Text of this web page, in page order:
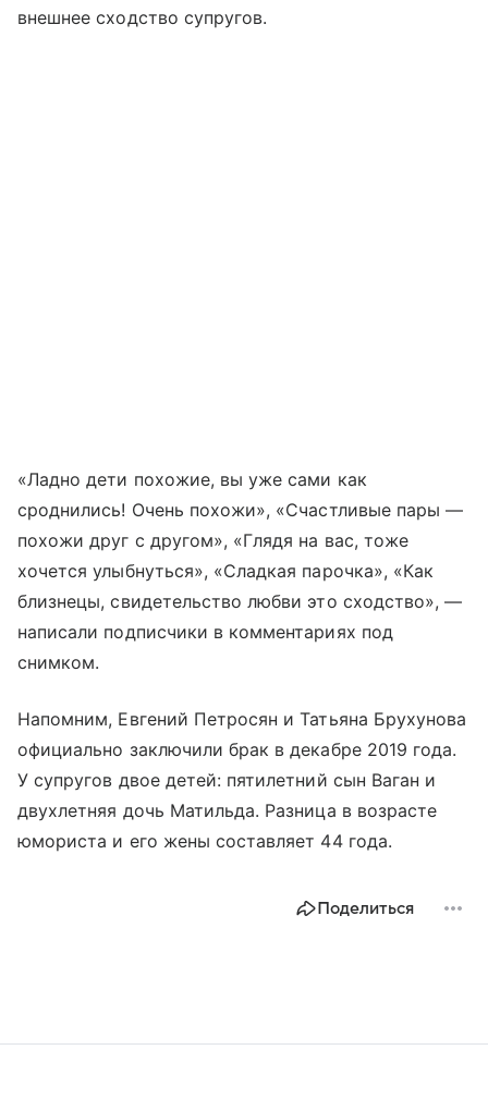
внешнее сходство супругов.
«Ладно дети похожие, вы уже сами как
сроднились! Очень похожи», «Счастливые пары —
похожи друг с другом», «Глядя на вас, тоже
хочется улыбнуться», «Сладкая парочка», «Как
близнецы, свидетельство любви это сходство», —
написали подписчики в комментариях под
снимком.
Напомним, Евгений Петросян и Татьяна Брухунова
официально заключили брак в декабре 2019 года.
У супругов двое детей: пятилетний сын Ваган и
двухлетняя дочь Матильда. Разница в возрасте
юмориста и его жены составляет 44 года.
Поделиться